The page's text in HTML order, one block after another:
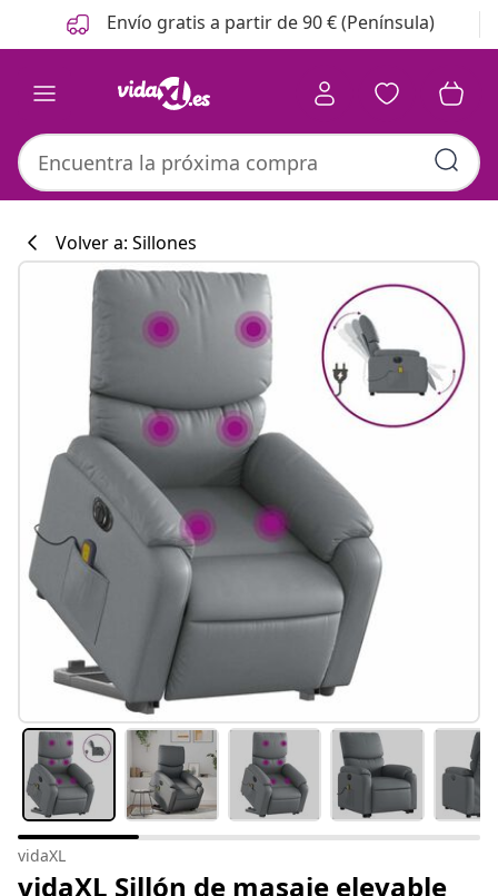
Anterior
Siguiente Envío gratis a partir de 90 € (Península)
#sharemevidaxl
Colección de
Volver a: Sillones
vidaXL
vidaXL Sillón de masaje elevable